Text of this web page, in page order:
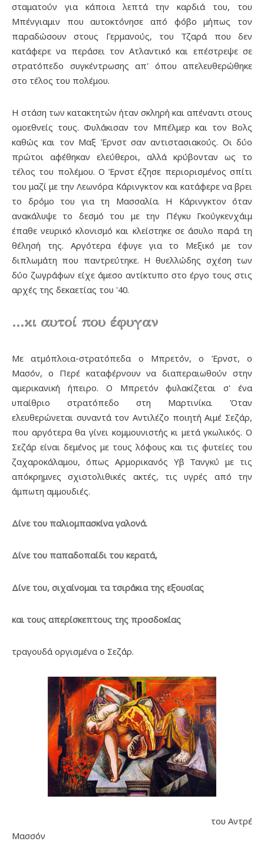
σταματούν για κάποια λεπτά την καρδιά του, του
Μπένγιαμιν που αυτοκτόνησε από φόβο μήπως τον
παραδώσουν στους Γερμανούς, του Τζαρά που δεν
κατάφερε να περάσει τον Ατλαντικό και επέστρεψε σε
στρατόπεδο συγκέντρωσης απ' όπου απελευθερώθηκε
στο τέλος του πολέμου.
Η στάση των κατακτητών ήταν σκληρή και απέναντι στους
ομοεθνείς τους. Φυλάκισαν τον Μπέλμερ και τον Βολς
καθώς και τον Μαξ Έρνστ σαν αντιστασιακούς. Οι δύο
πρώτοι αφέθηκαν ελεύθεροι, αλλά κρύβονταν ως το
τέλος του πολέμου. Ο Έρνστ έζησε περιορισμένος σπίτι
του μαζί με την Λεωνόρα Κάρινγκτον και κατάφερε να βρει
το δρόμο του για τη Μασσαλία. Η Κάρινγκτον όταν
ανακάλυψε το δεσμό του με την Πέγκυ Γκούγκενχάιμ
έπαθε νευρικό κλονισμό και κλείστηκε σε άσυλο παρά τη
θέλησή της. Αργότερα έφυγε για το Μεξικό με τον
διπλωμάτη που παντρεύτηκε. Η θυελλώδης σχέση των
δύο ζωγράφων είχε άμεσο αντίκτυπο στο έργο τους στις
αρχές της δεκαετίας του '40.
...κι αυτοί που έφυγαν
Με ατμόπλοια-στρατόπεδα ο Μπρετόν, ο Έρνστ, ο
Μασόν, ο Περέ καταφέρνουν να διαπεραιωθούν στην
αμερικανική ήπειρο. Ο Μπρετόν φυλακίζεται σ' ένα
υπαίθριο στρατόπεδο στη Μαρτινίκα. Όταν
ελευθερώνεται συναντά τον Αντιλέζο ποιητή Αιμέ Σεζάρ,
που αργότερα θα γίνει κομμουνιστής κι μετά γκωλικός. Ο
Σεζάρ είναι δεμένος με τους λόφους και τις φυτείες του
ζαχαροκάλαμου, όπως Αρμορικανός Υβ Τανγκύ με τις
απόκρημνες σχιστολιθικές ακτές, τις υγρές από την
άμπωτη αμμουδιές.
Δίνε του παλιομπασκίνα γαλονά.
Δίνε του παπαδοπαίδι του κερατά,
Δίνε του, σιχαίνομαι τα τσιράκια της εξουσίας
και τους απερίσκεπτους της προσδοκίας
τραγουδά οργισμένα ο Σεζάρ.
του Αντρέ
Μασσόν